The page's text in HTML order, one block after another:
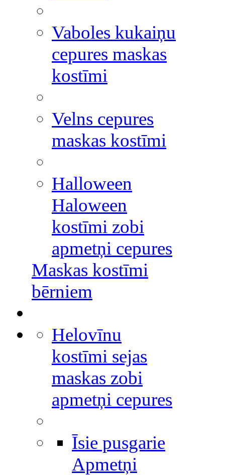
Vaboles kukaiņu
cepures maskas
kostīmi
Velns cepures
maskas kostīmi
Halloween
Haloween
kostīmi zobi
apmetņi cepures
Maskas kostīmi
bērniem
Helovīnu
kostīmi sejas
maskas zobi
apmetņi cepures
Īsie pusgarie
Apmetņi